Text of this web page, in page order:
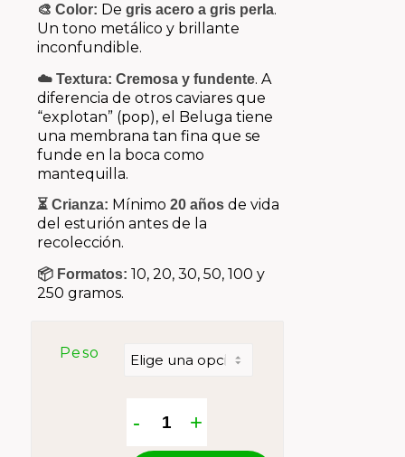
🎨 Color: De gris acero a gris perla.
Un tono metálico y brillante
inconfundible.
☁️ Textura: Cremosa y fundente. A
diferencia de otros caviares que
“explotan” (pop), el Beluga tiene
una membrana tan fina que se
funde en la boca como
mantequilla.
⏳ Crianza: Mínimo 20 añosde vida
del esturión antes de la
recolección.
📦 Formatos: 10, 20, 30, 50, 100 y
250 gramos.
Peso